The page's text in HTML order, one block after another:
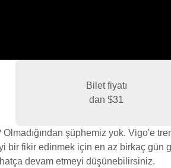
Bilet fiyatı
dan $31
şüphemiz yok. Vigo'e
fikir edinmek için en az birkaç
devam etmeyi düşünebilirsiniz.